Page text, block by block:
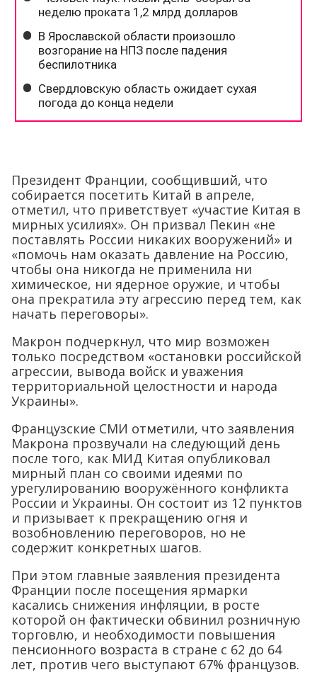
Президент Франции, сообщивший, что
собирается посетить Китай в апреле,
отметил, что приветствует «участие Китая в
мирных усилиях». Он призвал Пекин «не
поставлять России никаких вооружений» и
«помочь нам оказать давление на Россию,
чтобы она никогда не применила ни
химическое, ни ядерное оружие, и чтобы
она прекратила эту агрессию перед тем, как
начать переговоры».
Макрон подчеркнул, что мир возможен
только посредством «остановки российской
агрессии, вывода войск и уважения
территориальной целостности и народа
Украины».
Французские СМИ отметили, что заявления
Макрона прозвучали на следующий день
после того, как МИД Китая опубликовал
мирный план со своими идеями по
урегулированию вооружённого конфликта
России и Украины. Он состоит из 12 пунктов
и призывает к прекращению огня и
возобновлению переговоров, но не
содержит конкретных шагов.
При этом главные заявления президента
Франции после посещения ярмарки
касались снижения инфляции, в росте
которой он фактически обвинил розничную
торговлю, и необходимости повышения
пенсионного возраста в стране с 62 до 64
лет, против чего выступают 67% французов.